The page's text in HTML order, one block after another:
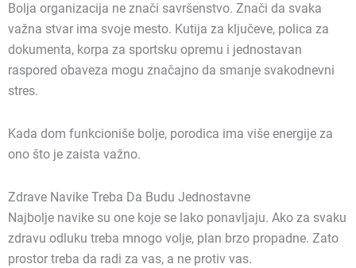
Bolja organizacija ne znači savršenstvo. Znači da svaka
važna stvar ima svoje mesto. Kutija za ključeve, polica za
dokumenta, korpa za sportsku opremu i jednostavan
raspored obaveza mogu značajno da smanje svakodnevni
stres.
Kada dom funkcioniše bolje, porodica ima više energije za
ono što je zaista važno.
Zdrave Navike Treba Da Budu Jednostavne
Najbolje navike su one koje se lako ponavljaju. Ako za svaku
zdravu odluku treba mnogo volje, plan brzo propadne. Zato
prostor treba da radi za vas, a ne protiv vas.